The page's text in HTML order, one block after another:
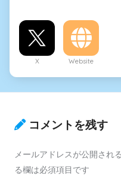
X Website
コメントを残す
メールアドレスが公開され
る欄は必須項目です